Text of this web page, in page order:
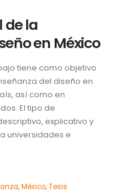
de la
en México
tiene como objetivo
del diseño en
así como en
El tipo de
explicativo y
universidades e
,México,Tesis